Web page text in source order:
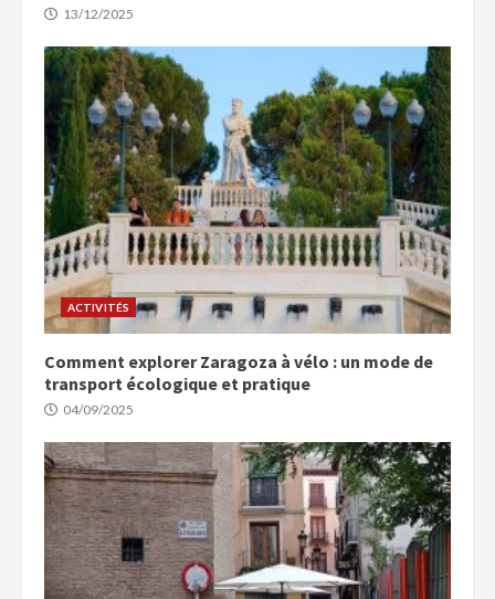
13/12/2025
ACTIVITÉS
Comment explorer Zaragoza à vélo : un mode de
transport écologique et pratique
04/09/2025